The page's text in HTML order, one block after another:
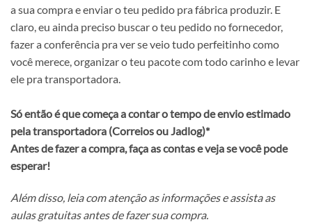
a sua compra e enviar o teu pedido pra fábrica produzir. E
claro, eu ainda preciso buscar o teu pedido no fornecedor,
fazer a conferência pra ver se veio tudo perfeitinho como
você merece, organizar o teu pacote com todo carinho e levar
ele pra transportadora.
Só então é que começa a contar o tempo de envio estimado
pela transportadora (Correios ou Jadlog)*
Antes de fazer a compra, faça as contas e veja se você pode
esperar!
Além disso, leia com atenção as informações e assista as
aulas gratuitas antes de fazer sua compra.